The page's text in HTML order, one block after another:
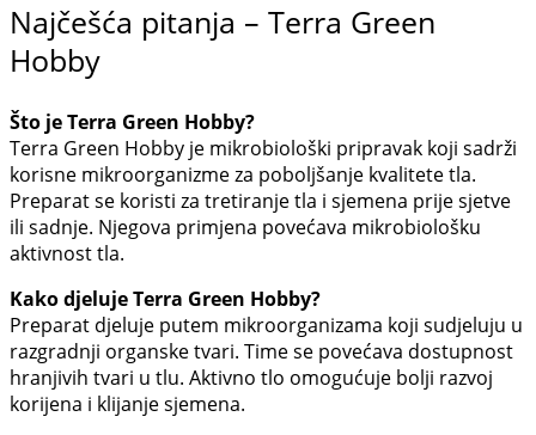
Najčešća pitanja – Terra Green
Hobby
Što je Terra Green Hobby?
Terra Green Hobby je mikrobiološki pripravak koji sadrži
korisne mikroorganizme za poboljšanje kvalitete tla.
Preparat se koristi za tretiranje tla i sjemena prije sjetve
ili sadnje. Njegova primjena povećava mikrobiološku
aktivnost tla.
Kako djeluje Terra Green Hobby?
Preparat djeluje putem mikroorganizama koji sudjeluju u
razgradnji organske tvari. Time se povećava dostupnost
hranjivih tvari u tlu. Aktivno tlo omogućuje bolji razvoj
korijena i klijanje sjemena.